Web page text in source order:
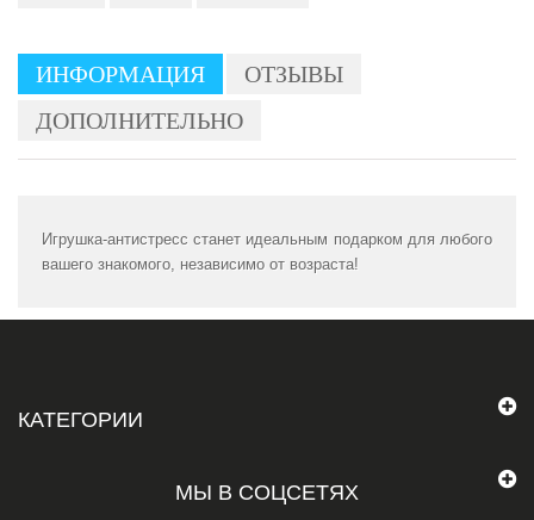
ИНФОРМАЦИЯ
ОТЗЫВЫ
ДОПОЛНИТЕЛЬНО
Игрушка-антистресс станет идеальным подарком для любого
вашего знакомого, независимо от возраста!
КАТЕГОРИИ
МЫ В СОЦСЕТЯХ